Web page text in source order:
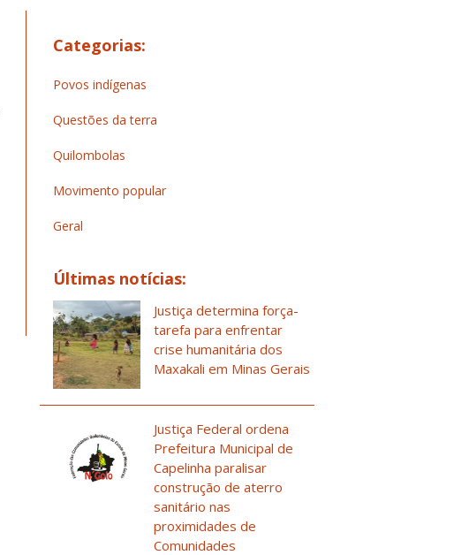
Categorias:
Povos indígenas
Questões da terra
Quilombolas
Movimento popular
Geral
Últimas notícias:
Justiça determina força-
tarefa para enfrentar
crise humanitária dos
Maxakali em Minas Gerais
Justiça Federal ordena
Prefeitura Municipal de
Capelinha paralisar
construção de aterro
sanitário nas
proximidades de
Comunidades